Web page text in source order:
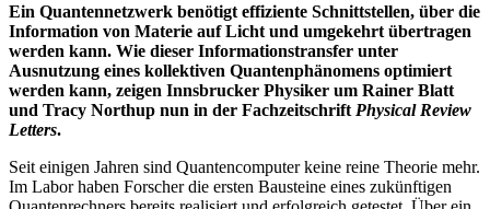
Ein Quantennetzwerk benötigt effiziente Schnittstellen, über die
Information von Materie auf Licht und umgekehrt übertragen
werden kann. Wie dieser Informationstransfer unter
Ausnutzung eines kollektiven Quantenphänomens optimiert
werden kann, zeigen Innsbrucker Physiker um Rainer Blatt
und Tracy Northup nun in der Fachzeitschrift Physical Review
Letters.
Seit einigen Jahren sind Quantencomputer keine reine Theorie mehr.
Im Labor haben Forscher die ersten Bausteine eines zukünftigen